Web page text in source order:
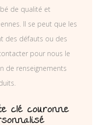
de qualité et
Il se peut que les
des défauts ou des
pour nous le
de renseignements
clé couronne